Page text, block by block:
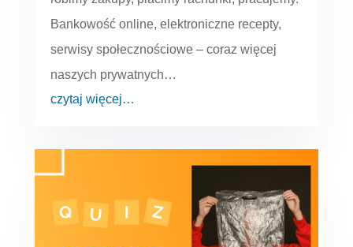
Bankowość online, elektroniczne recepty,
serwisy społecznościowe – coraz więcej
naszych prywatnych…
czytaj więcej…